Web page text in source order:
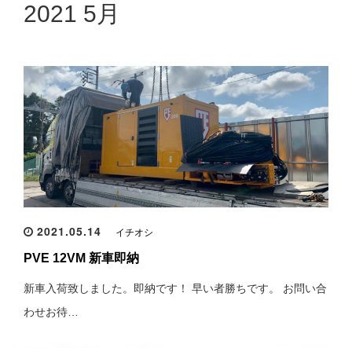
2021 5月
2021.05.14 イチオシ
PVE 12VM 新車即納
新車入荷致しました。即納です！ 早い者勝ちです。 お問い合
わせお待…